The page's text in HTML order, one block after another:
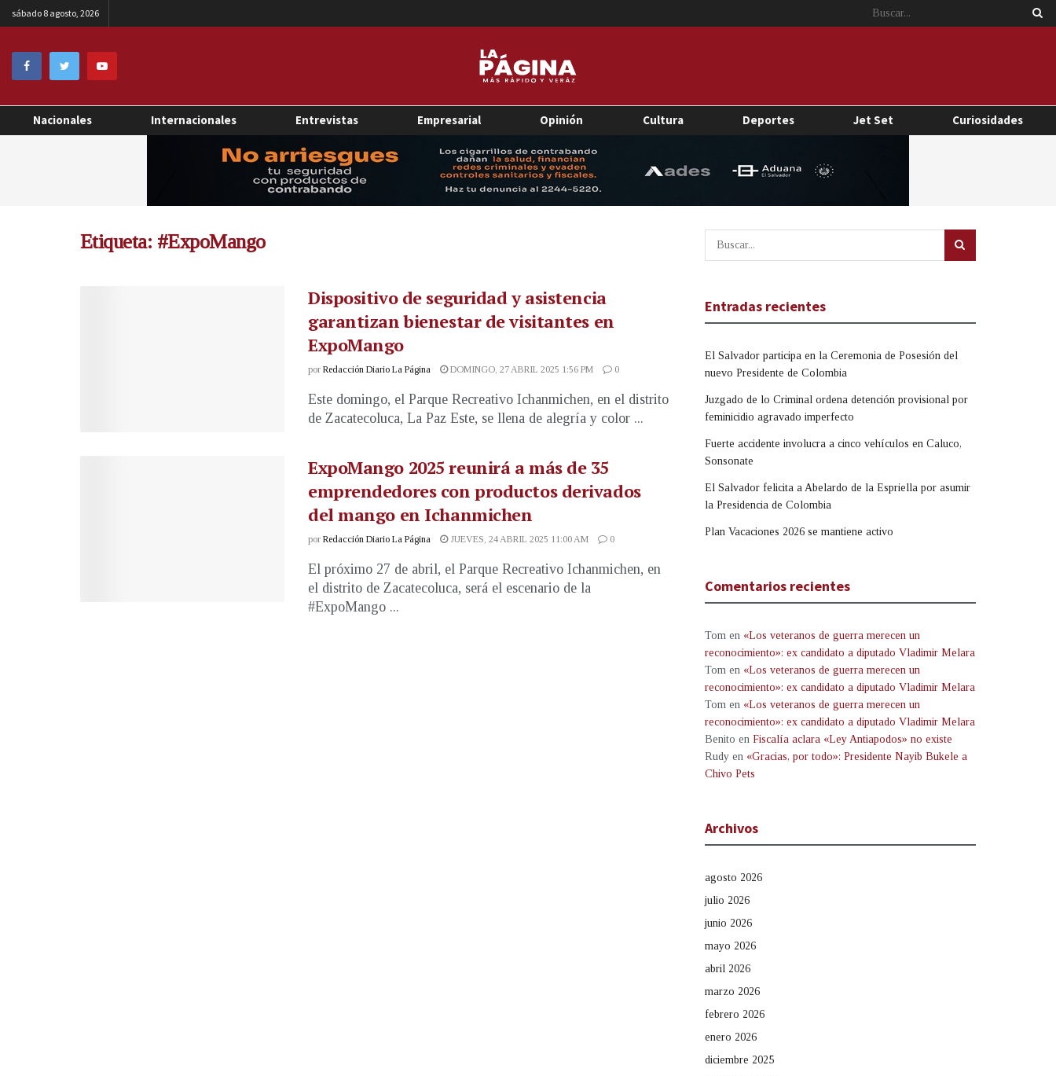
sábado 8 agosto, 2026
Nacionales Internacionales Entrevistas Empresarial Opinión Cultura Deportes Jet Set Curiosidades
Etiqueta: #ExpoMango
Dispositivo de seguridad y asistencia
garantizan bienestar de visitantes en
ExpoMango
por Redacción Diario La Página DOMINGO, 27 ABRIL 2025 1:56 PM 0
Este domingo, el Parque Recreativo Ichanmichen, en el distrito
de Zacatecoluca, La Paz Este, se llena de alegría y color ...
ExpoMango 2025 reunirá a más de 35
emprendedores con productos derivados
del mango en Ichanmichen
por Redacción Diario La Página JUEVES, 24 ABRIL 2025 11:00 AM 0
El próximo 27 de abril, el Parque Recreativo Ichanmichen, en
el distrito de Zacatecoluca, será el escenario de la
#ExpoMango ...
Entradas recientes
El Salvador participa en la Ceremonia de Posesión del
nuevo Presidente de Colombia
Juzgado de lo Criminal ordena detención provisional por
feminicidio agravado imperfecto
Fuerte accidente involucra a cinco vehículos en Caluco,
Sonsonate
El Salvador felicita a Abelardo de la Espriella por asumir
la Presidencia de Colombia
Plan Vacaciones 2026 se mantiene activo
Comentarios recientes
Tom en «Los veteranos de guerra merecen un
reconocimiento»: ex candidato a diputado Vladimir Melara
Tom en «Los veteranos de guerra merecen un
reconocimiento»: ex candidato a diputado Vladimir Melara
Tom en «Los veteranos de guerra merecen un
reconocimiento»: ex candidato a diputado Vladimir Melara
Benito en Fiscalía aclara «Ley Antiapodos» no existe
Rudy en «Gracias, por todo»: Presidente Nayib Bukele a
Chivo Pets
Archivos
agosto 2026
julio 2026
junio 2026
mayo 2026
abril 2026
marzo 2026
febrero 2026
enero 2026
diciembre 2025